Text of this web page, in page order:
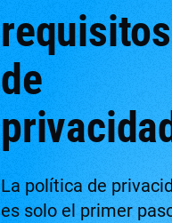
requisitos
de
La política de
es solo el primer